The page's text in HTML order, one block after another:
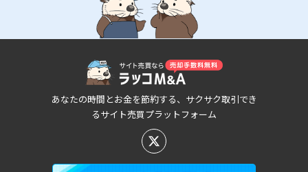
あなたの時間とお金を節約する、サクサク取引でき
るサイト売買プラットフォーム